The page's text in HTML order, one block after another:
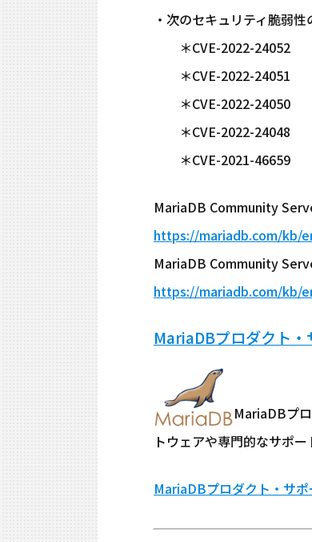
・次のセキュリティ脆弱性
＊CVE-2022-24052
＊CVE-2022-24051
＊CVE-2022-24050
＊CVE-2022-24048
＊CVE-2021-46659
MariaDB Community
https://mariadb.com/kb/
MariaDB Community
https://mariadb.com/kb/
MariaDBプロダクト
MariaDBプ
トウェアや専門的なサポー
MariaDBプロダクト・サ